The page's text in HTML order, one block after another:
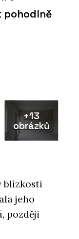
pohodlně
+13
obrázků
blízkosti
jeho
později